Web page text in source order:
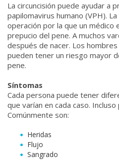
La circuncisión puede ayudar a
papilomavirus humano (VPH).
operación por la que un
prepucio del pene. A muchos
después de nacer. Los
pueden tener un riesgo mayor
pene.
Síntomas
Cada persona puede tener
que varían en cada caso.
Comúnmente son:
Heridas
Flujo
Sangrado